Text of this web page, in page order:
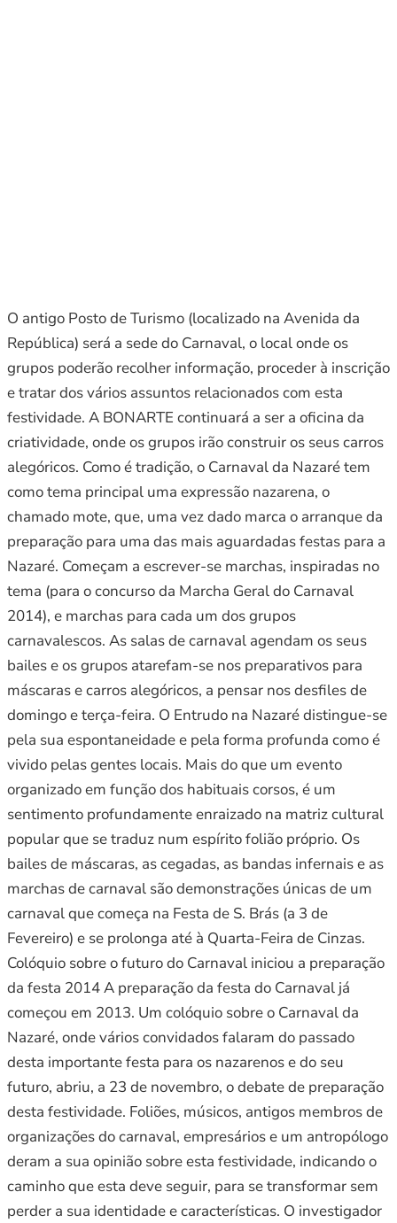
O antigo Posto de Turismo (localizado na Avenida da
República) será a sede do Carnaval, o local onde os
grupos poderão recolher informação, proceder à inscrição
e tratar dos vários assuntos relacionados com esta
festividade. A BONARTE continuará a ser a oficina da
criatividade, onde os grupos irão construir os seus carros
alegóricos. Como é tradição, o Carnaval da Nazaré tem
como tema principal uma expressão nazarena, o
chamado mote, que, uma vez dado marca o arranque da
preparação para uma das mais aguardadas festas para a
Nazaré. Começam a escrever-se marchas, inspiradas no
tema (para o concurso da Marcha Geral do Carnaval
2014), e marchas para cada um dos grupos
carnavalescos. As salas de carnaval agendam os seus
bailes e os grupos atarefam-se nos preparativos para
máscaras e carros alegóricos, a pensar nos desfiles de
domingo e terça-feira. O Entrudo na Nazaré distingue-se
pela sua espontaneidade e pela forma profunda como é
vivido pelas gentes locais. Mais do que um evento
organizado em função dos habituais corsos, é um
sentimento profundamente enraizado na matriz cultural
popular que se traduz num espírito folião próprio. Os
bailes de máscaras, as cegadas, as bandas infernais e as
marchas de carnaval são demonstrações únicas de um
carnaval que começa na Festa de S. Brás (a 3 de
Fevereiro) e se prolonga até à Quarta-Feira de Cinzas.
Colóquio sobre o futuro do Carnaval iniciou a preparação
da festa 2014 A preparação da festa do Carnaval já
começou em 2013. Um colóquio sobre o Carnaval da
Nazaré, onde vários convidados falaram do passado
desta importante festa para os nazarenos e do seu
futuro, abriu, a 23 de novembro, o debate de preparação
desta festividade. Foliões, músicos, antigos membros de
organizações do carnaval, empresários e um antropólogo
deram a sua opinião sobre esta festividade, indicando o
caminho que esta deve seguir, para se transformar sem
perder a sua identidade e características. O investigador